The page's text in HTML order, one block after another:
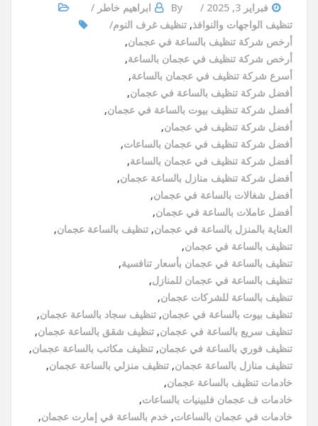
فبراير 3, 2025 By
ابراهيم خاطر
تنظيف الواجهات والنوافذ, تنظيف غرف النوم
أرخص شركة تنظيف بالساعة في عجمان,
أرخص شركة تنظيف في عجمان بالساعة,
أسرع شركة تنظيف في عجمان بالساعة,
أفضل شركة تنظيف بالساعة في عجمان,
أفضل شركة تنظيف بيوت بالساعة في عجمان,
أفضل شركة تنظيف في عجمان,
أفضل شركة تنظيف في عجمان بالساعات,
أفضل شركة تنظيف في عجمان بالساعة,
أفضل شركة تنظيف منازل بالساعة عجمان,
أفضل شغالات بالساعة في عجمان,
أفضل عاملات بالساعة في عجمان,
العناية بالمنزل بالساعة في عجمان, تنظيف بالساعة عجمان,
تنظيف بالساعة في عجمان,
تنظيف بالساعة في عجمان بأسعار تنافسية,
تنظيف بالساعة في عجمان للمنازل,
تنظيف بالساعة للشركات عجمان,
تنظيف بيوت بالساعة في عجمان, تنظيف سجاد بالساعة عجمان,
تنظيف سريع بالساعة في عجمان, تنظيف شقق بالساعة عجمان,
تنظيف فوري بالساعة في عجمان, تنظيف مكاتب بالساعة عجمان,
تنظيف منازل بالساعة عجمان, تنظيف منزلي بالساعة عجمان,
خادمات تنظيف بالساعة عجمان,
خادمات ف عجمان فلبينيات بالساعات,
خادمات في عجمان بالساعات, خدم بالساعة في إمارت عجمان,